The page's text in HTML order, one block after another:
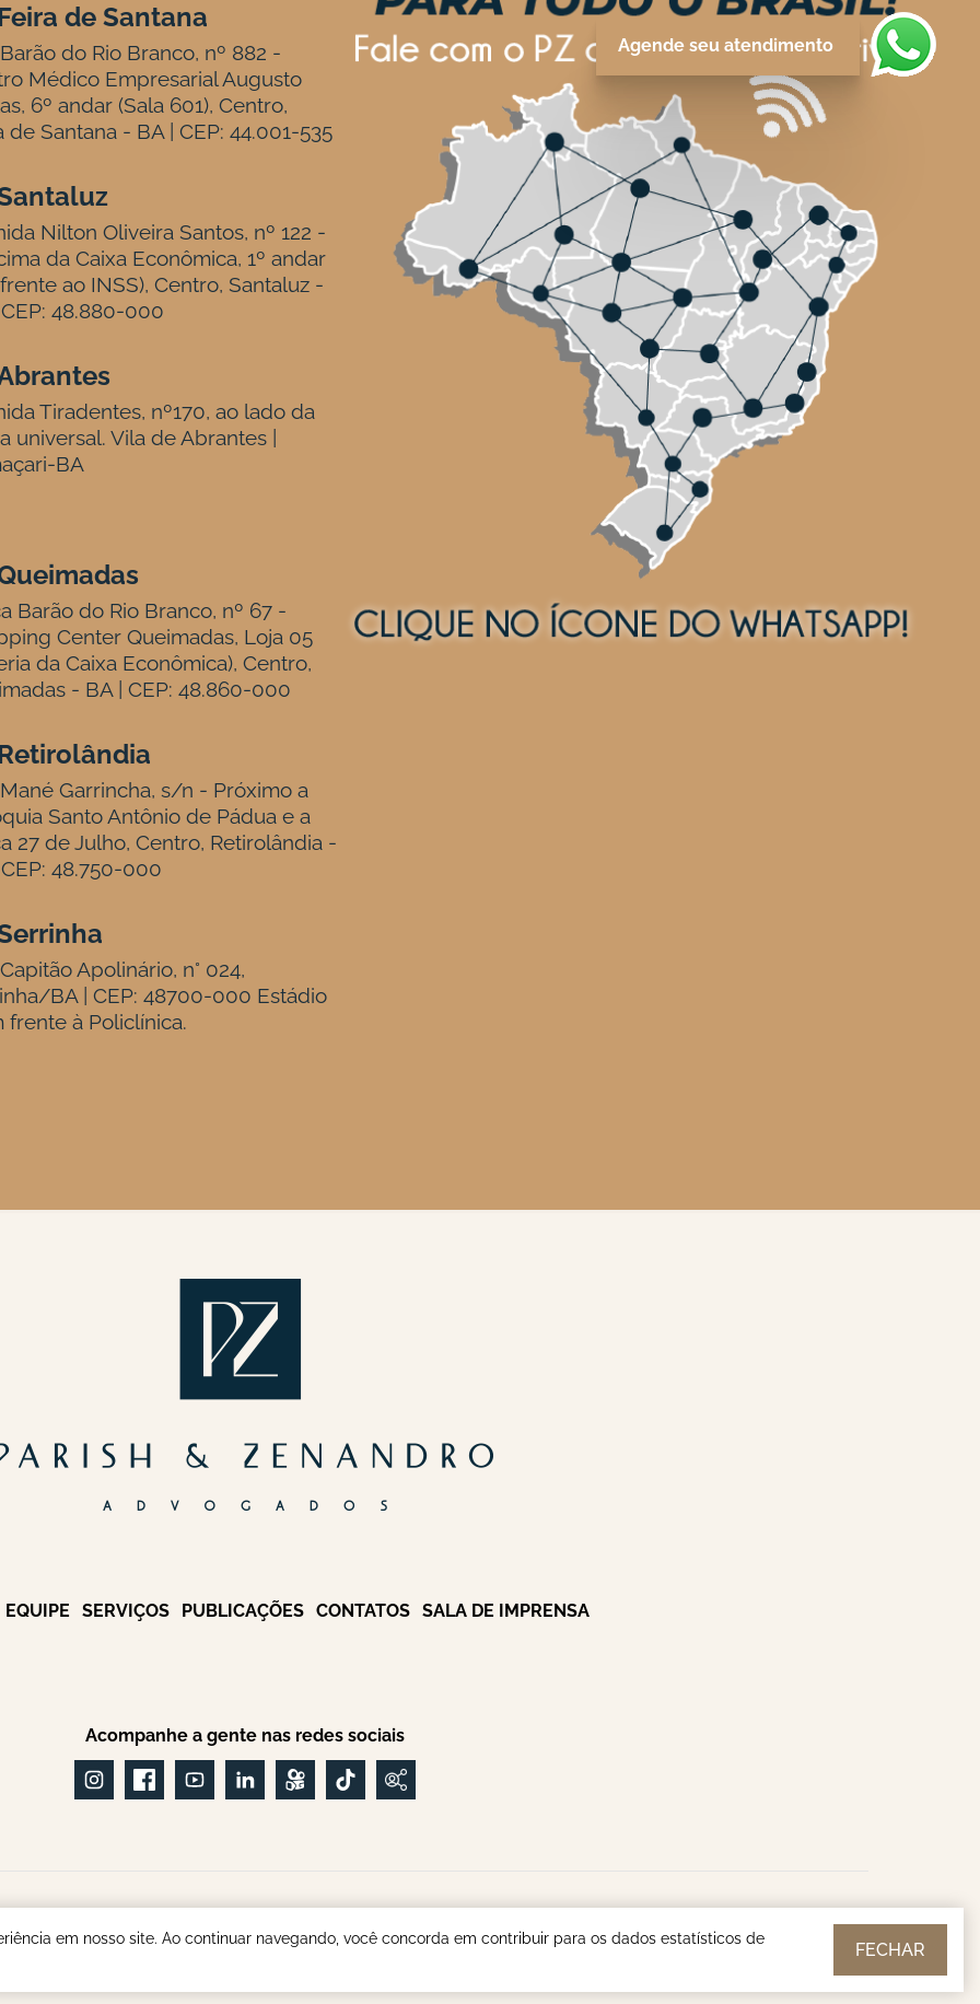
Agende seu atendimento
de Santana
do Rio Branco, nº 882 -
Médico Empresarial Augusto
6º andar (Sala 601), Centro,
de Santana - BA | CEP: 44.001-535
Nilton Oliveira Santos, nº 122 -
da Caixa Econômica, 1º andar
ao INSS), Centro, Santaluz -
48.880-000
Tiradentes, nº170, ao lado da
universal. Vila de Abrantes |
BA
Barão do Rio Branco, nº 67 -
Center Queimadas, Loja 05
da Caixa Econômica), Centro,
- BA | CEP: 48.860-000
Garrincha, s/n - Próximo a
Santo Antônio de Pádua e a
27 de Julho, Centro, Retirolândia -
48.750-000
Apolinário, n° 024,
BA | CEP: 48700-000 Estádio
frente à Policlínica.
EQUIPE SERVIÇOS PUBLICAÇÕES CONTATOS SALA DE IMPRENSA
Acompanhe a gente nas redes sociais
em INSS e Aposentadoria do Servidor Público © | 2026
em nosso site. Ao continuar navegando, você concorda em contribuir para os dados estatísticos de
FECHAR